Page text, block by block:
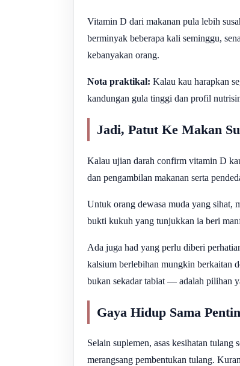
Vitamin D dari makanan pula lebih
berminyak beberapa kali seminggu,
kebanyakan orang.
Nota praktikal: Kalau kau harapkan
kandungan gula tinggi dan profil
Jadi, Patut Ke Makan
Kalau ujian darah confirm vitamin D
dan pengambilan makanan serta
Untuk orang dewasa muda yang sihat,
bukti kukuh yang tunjukkan ia beri
Ada juga had yang perlu diberi
kalsium berlebihan mungkin berkaitan
bukan sekadar tabiat — adalah pilihan
Gaya Hidup Sama
Selain suplemen, asas kesihatan
merangsang pembentukan tulang.